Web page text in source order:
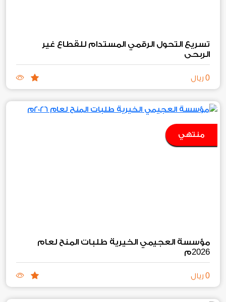
تسريع التحول الرقمي المستدام للقطاع غير
الربحي
0 ريال
منتهي
مؤسسة العجيمي الخيرية طلبات المنح لعام
2026م
0 ريال